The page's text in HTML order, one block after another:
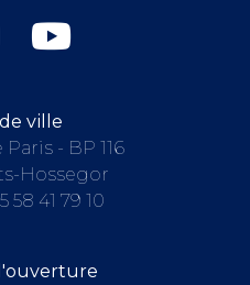
ville
- BP 116
Hossegor
58 41 79 10